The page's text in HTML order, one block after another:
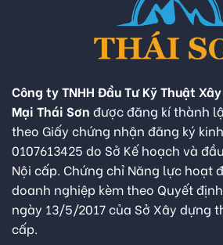
Công ty TNHH Đầu Tư Kỹ Thuật
Mại Thái Sơn được đăng kí thành
theo Giấy chứng nhận đăng ký
0107613425 do Sở Kế hoạch và
Nội cấp. Chứng chỉ Năng lực hoạt
doanh nghiệp kèm theo Quyết
ngày 13/5/2017 của Sở Xây dựng
cấp.